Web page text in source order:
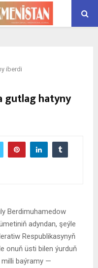
iberdi
gutlag hatyny
Berdimuhamedow
adyndan, şeýle
Respublikasynyň
onuň üsti bilen ýurduň
milli baýramy —